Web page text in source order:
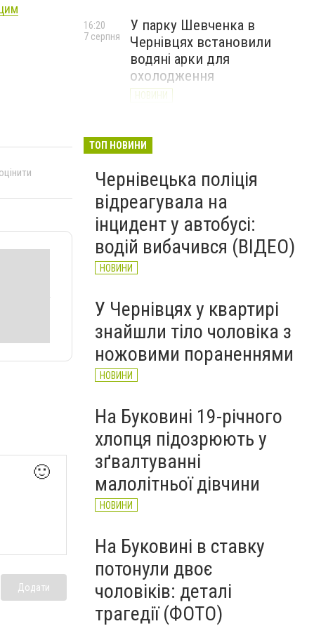
🙂
Додати
У парку Шевченка в
Чернівцях встановили
водяні арки для
охолодження
НОВИНИ
16:20
7 серпня
вимагав 50 тисяч доларів
потерпілого
НОВИНИ
7 серпня
ТОП НОВИНИ
Чернівецька поліція
відреагувала на
інцидент у автобусі:
водій вибачився (ВІДЕО)
НОВИНИ
У Чернівцях у квартирі
знайшли тіло чоловіка з
ножовими пораненнями
НОВИНИ
На Буковині 19-річного
хлопця підозрюють у
зґвалтуванні
малолітньої дівчини
НОВИНИ
На Буковині в ставку
потонули двоє
чоловіків: деталі
трагедії (ФОТО)